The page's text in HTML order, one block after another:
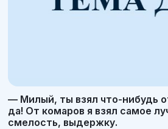
— Милый, ты взял что-нибудь
да! От комаров я взял самое
смелость, выдержку.